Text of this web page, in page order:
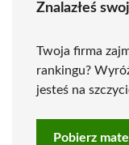
Znalazłeś
Twoja firma
rankingu?
jesteś na
Pobierz